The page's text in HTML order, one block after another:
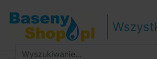
Przejdź do treści
Przejdź do paska bocznego